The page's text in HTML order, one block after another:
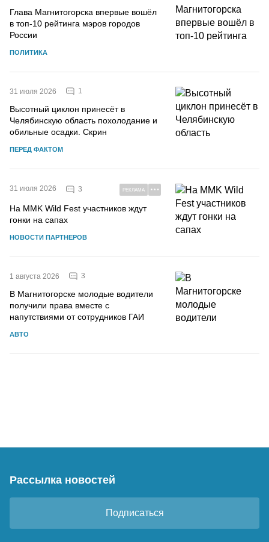
Глава Магнитогорска впервые вошёл
в топ-10 рейтинга мэров городов
России
ПОЛИТИКА
31 июля 2026 1
Высотный циклон принесёт в
Челябинскую область похолодание и
обильные осадки. Скрин
ПЕРЕД ФАКТОМ
31 июля 2026 3 РЕКЛАМА
На MMK Wild Fest участников ждут
гонки на сапах
НОВОСТИ ПАРТНЕРОВ
1 августа 2026 3
В Магнитогорске молодые водители
получили права вместе с
напутствиями от сотрудников ГАИ
АВТО
Рассылка новостей
Подписаться